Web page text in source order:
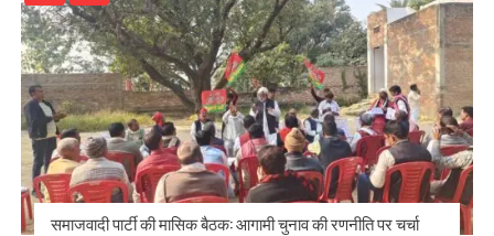
समाजवादी पार्टी की मासिक बैठक: आगामी चुनाव की रणनीति पर चर्चा